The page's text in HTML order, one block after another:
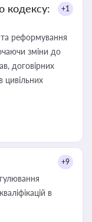
кодексу:
+1
реформування
зміни до
договірних
цивільних
+9
в